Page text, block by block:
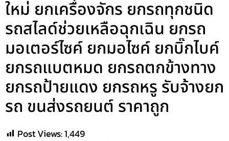
ใหม่ ยกเครื่องจักร ยกรถทุกชนิด
รถสไลด์ช่วยเหลือฉุกเฉิน ยกรถ
มอเตอร์ไซค์ ยกมอไซค์ ยกบิ๊กไบค์
ยกรถแบตหมด ยกรถตกข้างทาง
ยกรถป้ายแดง ยกรถหรู รับจ้างยก
รถ ขนส่งรถยนต์ ราคาถูก
Post Views:1,449